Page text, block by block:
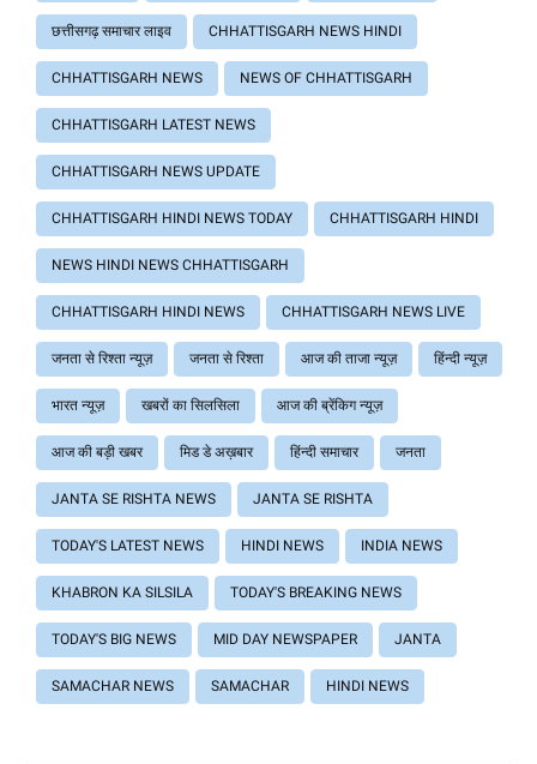
छत्तीसगढ़ समाचार लाइव CHHATTISGARH NEWS HINDI
CHHATTISGARH NEWS NEWS OF CHHATTISGARH
CHHATTISGARH LATEST NEWS
CHHATTISGARH NEWS UPDATE
CHHATTISGARH HINDI NEWS TODAY CHHATTISGARH HINDI
NEWS HINDI NEWS CHHATTISGARH
CHHATTISGARH HINDI NEWS CHHATTISGARH NEWS LIVE
जनता से रिश्ता न्यूज़ जनता से रिश्ता आज की ताजा न्यूज़ हिंन्दी न्यूज़
भारत न्यूज़ खबरों का सिलसिला आज की ब्रेंकिग न्यूज़
आज की बड़ी खबर मिड डे अख़बार हिंन्दी समाचार जनता
JANTA SE RISHTA NEWS JANTA SE RISHTA
TODAY'S LATEST NEWS HINDI NEWS INDIA NEWS
KHABRON KA SILSILA TODAY'S BREAKING NEWS
TODAY'S BIG NEWS MID DAY NEWSPAPER JANTA
SAMACHAR NEWS SAMACHAR HINDI NEWS